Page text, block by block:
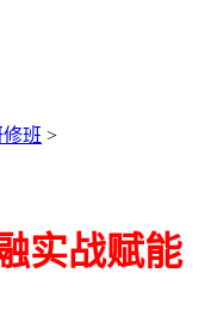
班 >
实战赋能